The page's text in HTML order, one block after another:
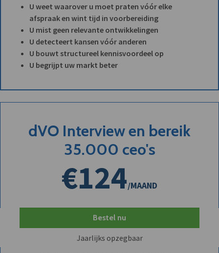
U weet waarover u moet praten vóór elke
afspraak en wint tijd in voorbereiding
U mist geen relevante ontwikkelingen
U detecteert kansen vóór anderen
U bouwt structureel kennisvoordeel op
U begrijpt uw markt beter
dVO Interview en bereik
35.000 ceo's
€124/MAAND
Bestel nu
Jaarlijks opzegbaar